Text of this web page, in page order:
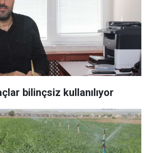
bilinçsiz kullanılıyor